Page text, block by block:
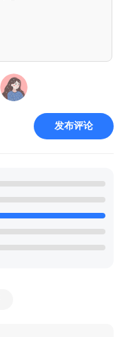
发布评论